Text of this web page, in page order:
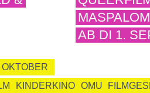
AB DI 1.
OKTOBER
KINDERKINO OMU